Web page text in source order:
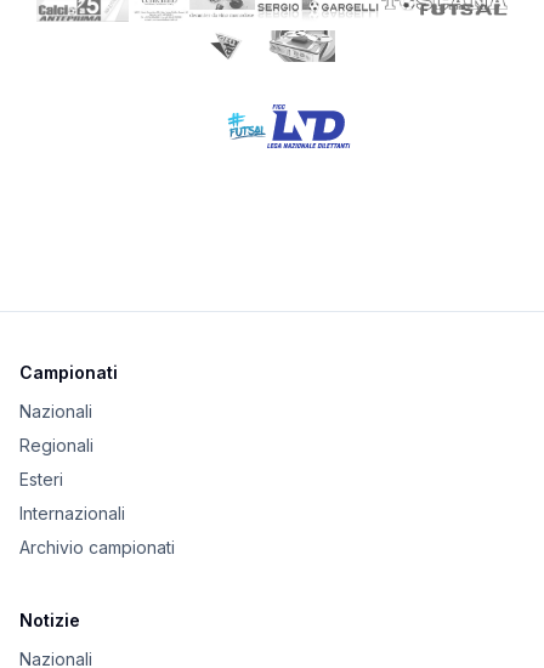
Campionati
Nazionali
Regionali
Esteri
Internazionali
Archivio campionati
Notizie
Nazionali